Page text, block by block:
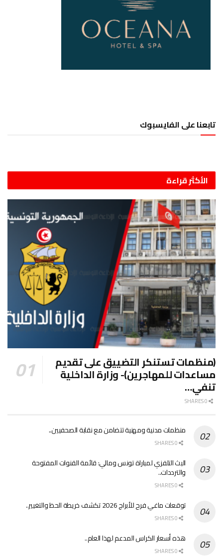
تابعنا على الفايسبوك
الأكثر قراءة
(منظمات تستنكر التضييق على تقديم
مساعدات للمهاجرين)- وزارة الداخلية
تنفي…
منظمات مدنية ومهنية تتضامن مع نقابة الصحفيين..
البث التلفزي لمباراة تونس ومالي: قائمة القنوات المفتوحة
والترددات..
توقعات ماغي فرح للأبراج 2026 تكشف خريطة الحظ والتغيير..
هذه أسعار الكراس المدعم لهذا العام..